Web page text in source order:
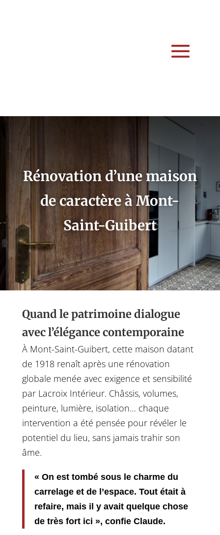
Rénovation d’une maison
de caractère à Mont-
Saint-Guibert
Quand le patrimoine dialogue
avec l’élégance contemporaine
À Mont-Saint-Guibert, cette maison datant
de 1918 renaît après une rénovation
globale menée avec exigence et sensibilité
par Lacroix Intérieur. Châssis, volumes,
peinture, lumière, isolation… chaque
intervention a été pensée pour révéler le
potentiel du lieu, sans jamais trahir son
âme.
« On est tombé sous le charme du
carrelage et de l’espace. Tout était à
refaire, mais il y avait quelque chose
de très fort ici », confie Claude.